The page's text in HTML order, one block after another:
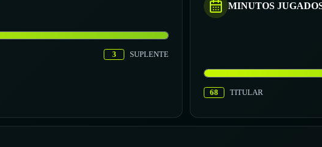
3 SUPLENTE
MINUTOS
68 TITULAR